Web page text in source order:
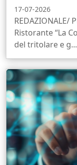
17-07-2026
REDAZIONALE/
Ristorante “La
del tritolare e g...